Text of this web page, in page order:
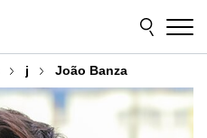
j João Banza